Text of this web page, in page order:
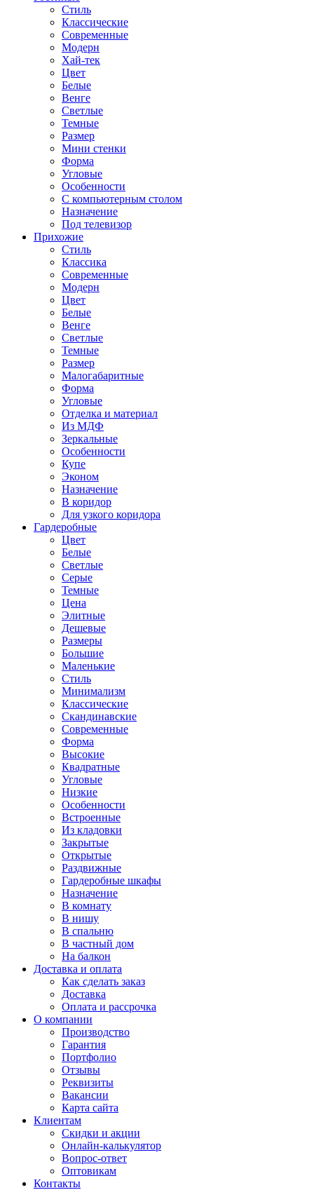
Стиль
Классические
Современные
Модерн
Хай-тек
Цвет
Белые
Венге
Светлые
Темные
Размер
Мини стенки
Форма
Угловые
Особенности
С компьютерным столом
Назначение
Под телевизор
Прихожие
Стиль
Классика
Современные
Модерн
Цвет
Белые
Венге
Светлые
Темные
Размер
Малогабаритные
Форма
Угловые
Отделка и материал
Из МДФ
Зеркальные
Особенности
Купе
Эконом
Назначение
В коридор
Для узкого коридора
Гардеробные
Цвет
Белые
Светлые
Серые
Темные
Цена
Элитные
Дешевые
Размеры
Большие
Маленькие
Стиль
Минимализм
Классические
Скандинавские
Современные
Форма
Высокие
Квадратные
Угловые
Низкие
Особенности
Встроенные
Из кладовки
Закрытые
Открытые
Раздвижные
Гардеробные шкафы
Назначение
В комнату
В нишу
В спальню
В частный дом
На балкон
Доставка и оплата
Как сделать заказ
Доставка
Оплата и рассрочка
О компании
Производство
Гарантия
Портфолио
Отзывы
Реквизиты
Вакансии
Карта сайта
Клиентам
Скидки и акции
Онлайн-калькулятор
Вопрос-ответ
Оптовикам
Контакты